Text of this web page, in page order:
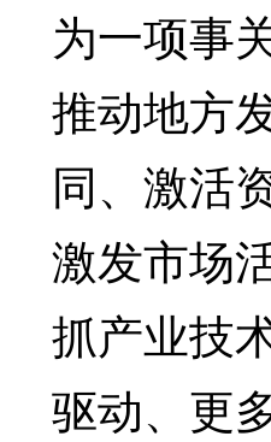
为一项事
推动地方
同、激活
激发市场
抓产业技
驱动、更